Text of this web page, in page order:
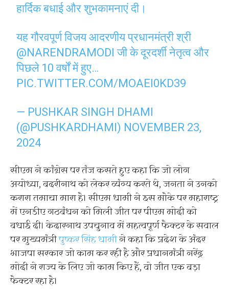
हार्दिक बधाई और शुभकामनाएं दी।
यह गौरवपूर्ण विजय आदरणीय प्रधानमंत्री श्री
@NARENDRAMODI जी के दूरदर्शी नेतृत्व और
पिछले 10 वर्षों में हुए…
PIC.TWITTER.COM/MOAEI0KD39
— PUSHKAR SINGH DHAMI
(@PUSHKARDHAMI) NOVEMBER 23,
2024
सीएम ने कांग्रेस पर तंज कसते हुए कहा कि जो लोग
अयोध्या, बदरीनाथ को लेकर व्यंग्य करते थे, जनता ने उनको
करारा तमाचा मारा है। सीएम धामी ने इस मौके पर महाराष्ट्र
में एनडीए गठबंधन को मिली जीत पर पीएम मोदी को
बधाई दी। केदारनाथ उपचुनाव में महत्वपूर्ण फैक्टर के सवाल
पर मुख्यमंत्रीपुष्कर सिंह धामीने कहा कि प्रदेश के अंदर
भाजपा सरकार जो काम कर रही है और प्रधानमंत्री नरेंद्र
मोदी ने राज्य के लिए जो काम किए हैं, वो जीत एक बड़ा
फैक्टर रहा है।